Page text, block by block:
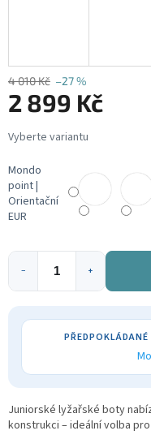
4 010 Kč –27 %
2 899 Kč
Měrná
cena:
Mondo
point |
Orientační
EUR
+
−
Juniorské lyžařské boty
konstrukci – ideální volba